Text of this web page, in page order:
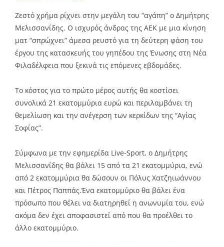
Ζεστό χρήμα ρίχνει στην μεγάλη του “αγάπη” ο Δημήτρης
Μελισσανίδης. Ο ισχυρός άνδρας της ΑΕΚ με μια κίνηση
ματ “σπρώχνει” άμεσα ρευστό για τη δεύτερη φάση του
έργου της κατασκευής του γηπέδου της Ένωσης στη Νέα
Φιλαδέλφεια που ξεκινά τις επόμενες εβδομάδες.
Το κόστος για το πρώτο μέρος αυτής θα κοστίσει
συνολικά 21 εκατομμύρια ευρώ και περιλαμβάνει τη
θεμελίωση και την ανέγερση των κερκίδων της “Αγίας
Σοφίας”.
Σύμφωνα με την εφημερίδα Live-Sport, ο Δημήτρης
Μελισσανίδης θα βάλει 15 από τα 21 εκατομμύρια, ενώ
από 2 εκατομμύρια θα δώσουν οι Πόλυς Χατζηιωάννου
και Πέτρος Παππάς.Ένα εκατομμύριο θα βάλει ένα
πρόσωπο που θέλει να διατηρηθεί η ανωνυμία του, ενώ
ακόμα δεν έχει αποφασιστεί από που θα προέλθει το
άλλο εκατομμύριο.